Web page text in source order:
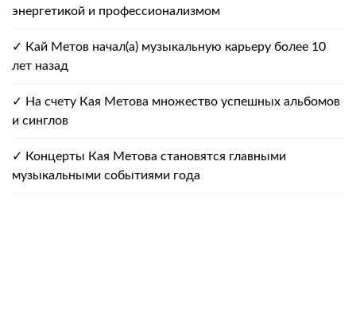
энергетикой и профессионализмом
✓ Кай Метов начал(а) музыкальную карьеру более 10
лет назад
✓ На счету Кая Метова множество успешных альбомов
и синглов
✓ Концерты Кая Метова становятся главными
музыкальными событиями года